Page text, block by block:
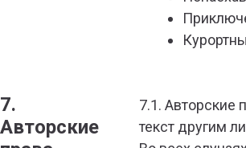
7.
Авторские
7.1. Авторские
текст другим